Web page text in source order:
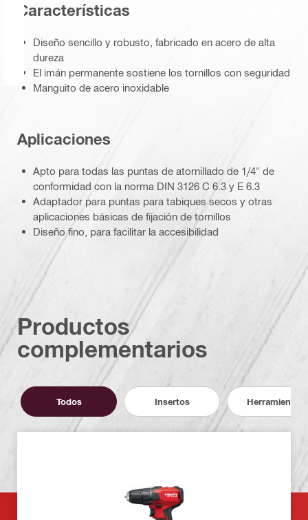
Caracterí­sticas
Diseño sencillo y robusto, fabricado en acero de alta
dureza
El imán permanente sostiene los tornillos con seguridad
Manguito de acero inoxidable
Aplicaciones
Apto para todas las puntas de atornillado de 1/4" de
conformidad con la norma DIN 3126 C 6.3 y E 6.3
Adaptador para puntas para tabiques secos y otras
aplicaciones básicas de fijación de tornillos
Diseño fino, para facilitar la accesibilidad
Productos
complementarios
Todos Insertos Herramientas